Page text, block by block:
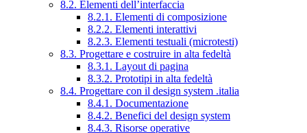
8.2. Elementi dell’interfaccia
8.2.1. Elementi di composizione
8.2.2. Elementi interattivi
8.2.3. Elementi testuali (microtesti)
8.3. Progettare e costruire in alta fedeltà
8.3.1. Layout di pagina
8.3.2. Prototipi in alta fedeltà
8.4. Progettare con il design system .italia
8.4.1. Documentazione
8.4.2. Benefici del design system
8.4.3. Risorse operative